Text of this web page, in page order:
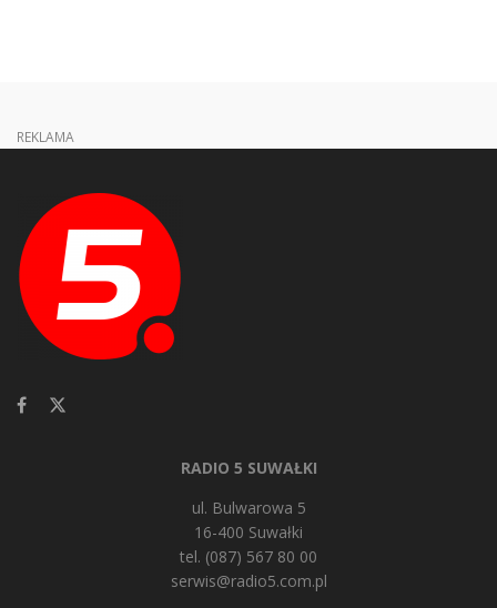
REKLAMA
RADIO 5 SUWAŁKI
ul. Bulwarowa 5
16-400 Suwałki
tel. (087) 567 80 00
serwis@radio5.com.pl